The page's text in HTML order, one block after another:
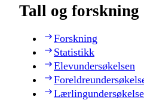
Tall og forskning
Forskning
Statistikk
Elevundersøkelsen